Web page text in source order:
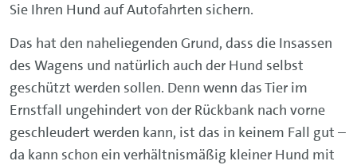
Sie Ihren Hund auf Autofahrten sichern.
Das hat den naheliegenden Grund, dass die Insassen
des Wagens und natürlich auch der Hund selbst
geschützt werden sollen. Denn wenn das Tier im
Ernstfall ungehindert von der Rückbank nach vorne
geschleudert werden kann, ist das in keinem Fall gut –
da kann schon ein verhältnismäßig kleiner Hund mit